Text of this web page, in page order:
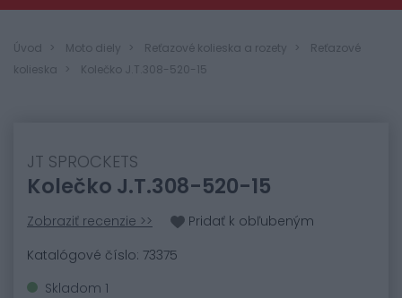
Úvod Moto diely Reťazové kolieska a rozety
Reťazové
kolieska
Kolečko J.T.308-520-15
JT SPROCKETS
Kolečko J.T.308-520-15
Zobraziť recenzie >>
Pridať k obľubeným
Katalógové číslo: 73375
Skladom 1